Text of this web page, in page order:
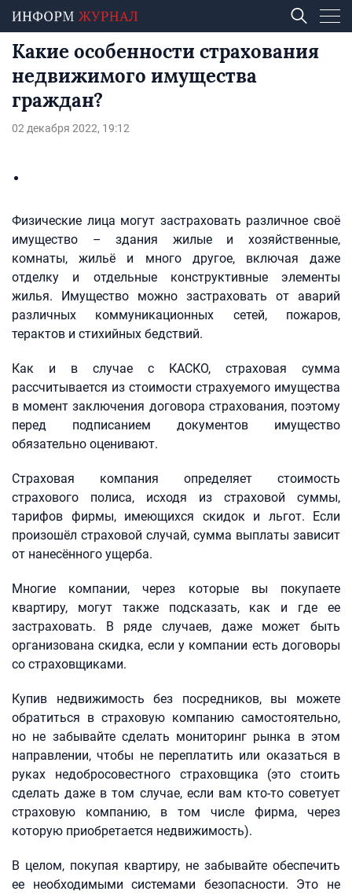
Какие особенности страхования
недвижимого имущества
граждан?
02 декабря 2022, 19:12
Физические лица могут застраховать различное своё
имущество – здания жилые и хозяйственные,
комнаты, жильё и много другое, включая даже
отделку и отдельные конструктивные элементы
жилья. Имущество можно застраховать от аварий
различных коммуникационных сетей, пожаров,
терактов и стихийных бедствий.
Как и в случае с КАСКО, страховая сумма
рассчитывается из стоимости страхуемого имущества
в момент заключения договора страхования, поэтому
перед подписанием документов имущество
обязательно оценивают.
Страховая компания определяет стоимость
страхового полиса, исходя из страховой суммы,
тарифов фирмы, имеющихся скидок и льгот. Если
произошёл страховой случай, сумма выплаты зависит
от нанесённого ущерба.
Многие компании, через которые вы покупаете
квартиру, могут также подсказать, как и где ее
застраховать. В ряде случаев, даже может быть
организована скидка, если у компании есть договоры
со страховщиками.
Купив недвижимость без посредников, вы можете
обратиться в страховую компанию самостоятельно,
но не забывайте сделать мониторинг рынка в этом
направлении, чтобы не переплатить или оказаться в
руках недобросовестного страховщика (это стоить
сделать даже в том случае, если вам кто-то советует
страховую компанию, в том числе фирма, через
которую приобретается недвижимость).
В целом, покупая квартиру, не забывайте обеспечить
ее необходимыми системами безопасности. Это не